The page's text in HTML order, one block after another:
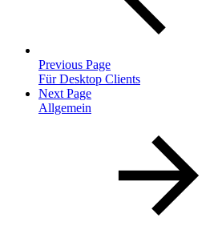
Previous Page
Für Desktop Clients
Next Page
Allgemein